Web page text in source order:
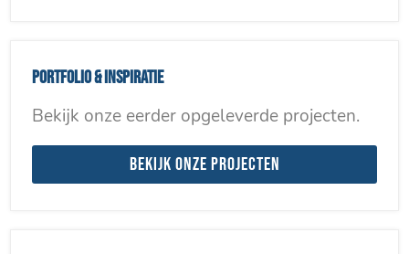
Portfolio & inspiratie
Bekijk onze eerder opgeleverde projecten.
Bekijk onze projecten